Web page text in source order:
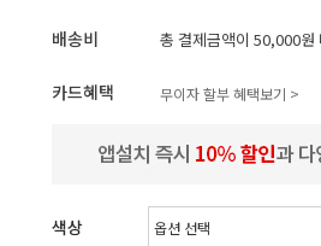
배송비 총 결제금액이 50,000원
카드혜택 무이자 할부 혜택보기 >
색상